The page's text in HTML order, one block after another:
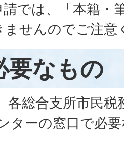
請では、「本籍・
ませんのでご注意
要なもの
各総合支所市民
ターの窓口で必